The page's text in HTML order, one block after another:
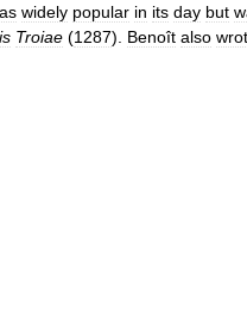
widely popular in its day but
Troiae (1287). Benoît also